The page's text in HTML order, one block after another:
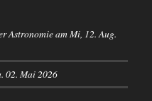
Astronomie am Mi, 12. Aug.
02. Mai 2026